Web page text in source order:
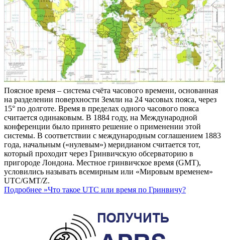
Поясное время – система счёта часового времени, основанная
на разделении поверхности Земли на 24 часовых пояса, через
15° по долготе. Время в пределах одного часового пояса
считается одинаковым. В 1884 году, на Международной
конференции было принято решение о применении этой
системы. В соответствии с международным соглашением 1883
года, начальным («нулевым») меридианом считается тот,
который проходит через Гринвичскую обсерваторию в
пригороде Лондона. Местное гринвичское время (GMT),
условились называть всемирным или «Мировым временем»
UTC/GMT/Z.
Подробнее »Что такое UTC или время по Гринвичу?